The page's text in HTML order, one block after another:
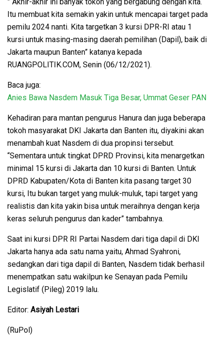
Itu membuat kita semakin yakin untuk mencapai target pada
pemilu 2024 nanti. Kita targetkan 3 kursi DPR-RI atau 1
kursi untuk masing-masing daerah pemilihan (Dapil), baik di
Jakarta maupun Banten” katanya kepada
RUANGPOLITIK.COM, Senin (06/12/2021).
Baca juga:
Anies Bawa Nasdem Masuk Tiga Besar, Ummat Geser PAN
Kehadiran para mantan pengurus Hanura dan juga beberapa
tokoh masyarakat DKI Jakarta dan Banten itu, diyakini akan
menambah kuat Nasdem di dua propinsi tersebut.
“Sementara untuk tingkat DPRD Provinsi, kita menargetkan
minimal 15 kursi di Jakarta dan 10 kursi di Banten. Untuk
DPRD Kabupaten/Kota di Banten kita pasang target 30
kursi, Itu bukan target yang muluk-muluk, tapi target yang
realistis dan kita yakin bisa untuk meraihnya dengan kerja
keras seluruh pengurus dan kader” tambahnya.
Saat ini kursi DPR RI Partai Nasdem dari tiga dapil di DKI
Jakarta hanya ada satu nama yaitu, Ahmad Syahroni,
sedangkan dari tiga dapil di Banten, Nasdem tidak berhasil
menempatkan satu wakilpun ke Senayan pada Pemilu
Legislatif (Pileg) 2019 lalu.
Editor: Asiyah Lestari
(RuPol)